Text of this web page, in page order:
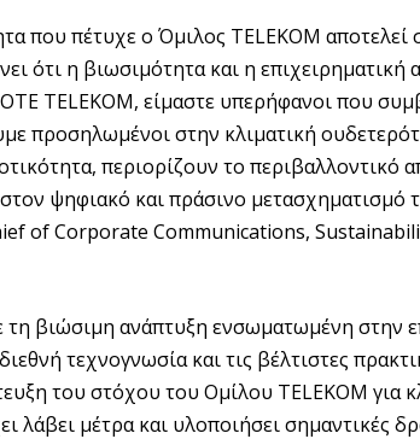
που πέτυχε ο Όμιλος TELEKOM
ότι η βιωσιμότητα και η επιχειρηματική
TELEKOM, είμαστε υπερήφανοι που
προσηλωμένοι στην κλιματική
περιορίζουν το περιβαλλοντικό
ψηφιακό και πράσινο μετασχηματισμό
of Corporate Communications,
τη βιώσιμη ανάπτυξη ενσωματωμένη στην
τεχνογνωσία και τις βέλτιστες
του στόχου του Ομίλου TELEKOM για
λάβει μέτρα και υλοποιήσει σημαντικές